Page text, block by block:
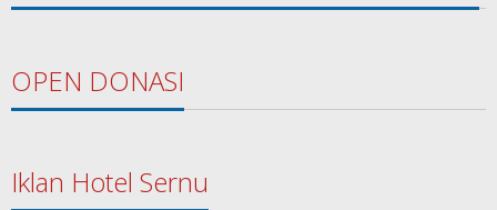
OPEN DONASI
Iklan Hotel Sernu